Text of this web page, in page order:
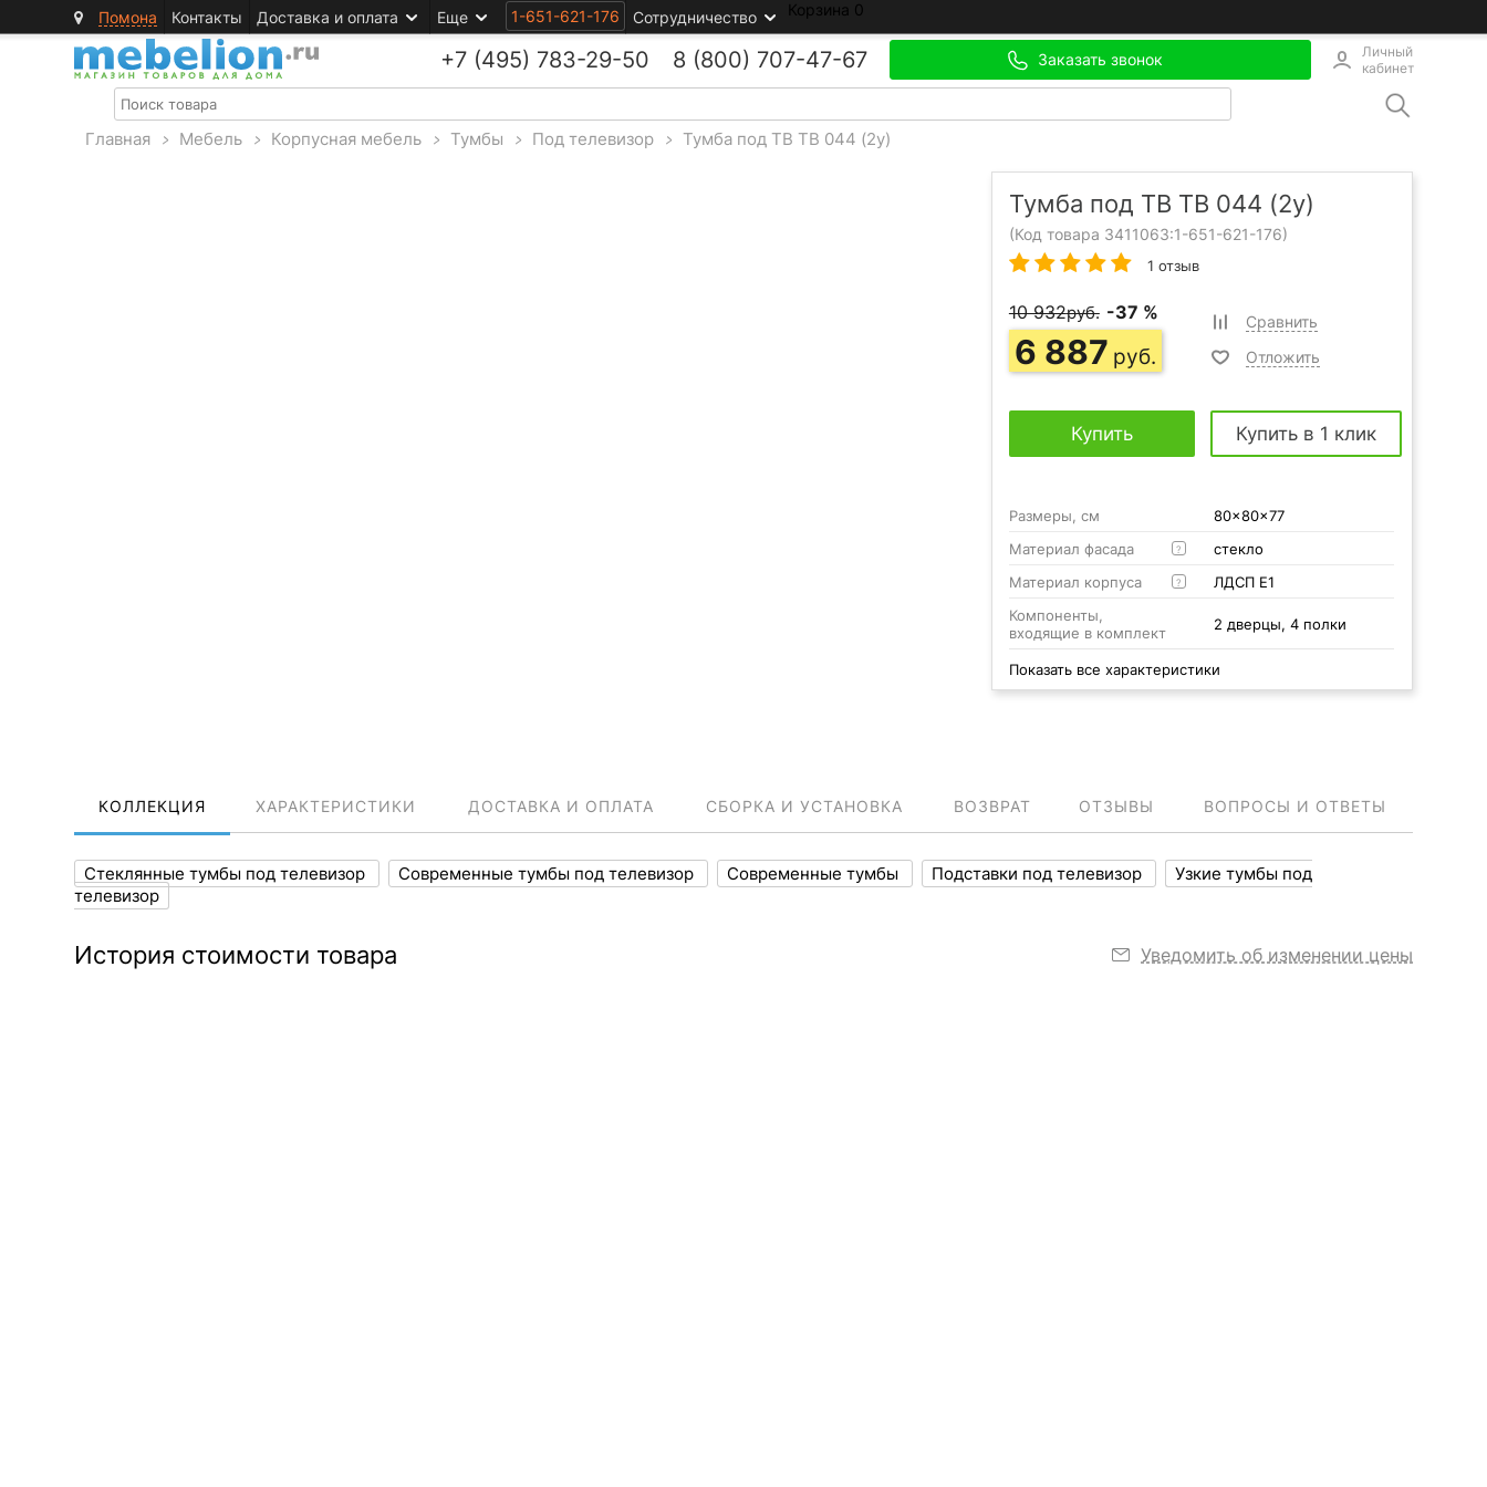
Помона Контакты Доставка и оплата Еще 1-651-621-176 Сотрудничество Корзина 0
+7 (495) 783-29-50 8 (800) 707-47-67 Заказать звонок
Личный
кабинет
Главная > Мебель > Корпусная мебель > Тумбы > Под телевизор > Тумба под ТВ ТВ 044 (2у)
Тумба под ТВ ТВ 044 (2у)
(Код товара 3411063:1-651-621-176)
1 отзыв
10 932руб. -37 %
6 887 руб.
Сравнить
Отложить
Купить Купить в 1 клик
Размеры, см
80x80x77
Материал фасада
?
стекло
Материал корпуса
?
ЛДСП Е1
Компоненты,
входящие в комплект
2 дверцы, 4 полки
Показать все характеристики
КОЛЛЕКЦИЯ ХАРАКТЕРИСТИКИ ДОСТАВКА И ОПЛАТА СБОРКА И УСТАНОВКА ВОЗВРАТ ОТЗЫВЫ ВОПРОСЫ И ОТВЕТЫ
Стеклянные тумбы под телевизор Современные тумбы под телевизор Современные тумбы Подставки под телевизор
Узкие тумбы под
телевизор
История стоимости товара Уведомить об изменении цены